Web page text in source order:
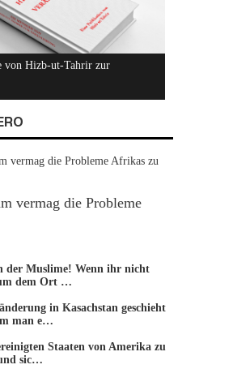
Hizb-ut-Tahrir
vermag die Probleme
der Muslime! Wenn ihr nicht
dem Ort …
in Kasachstan geschieht
man e…
Staaten von Amerika zu
sic…